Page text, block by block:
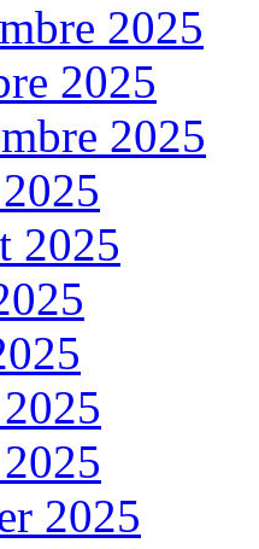
2025
2025
2025
2025
2025